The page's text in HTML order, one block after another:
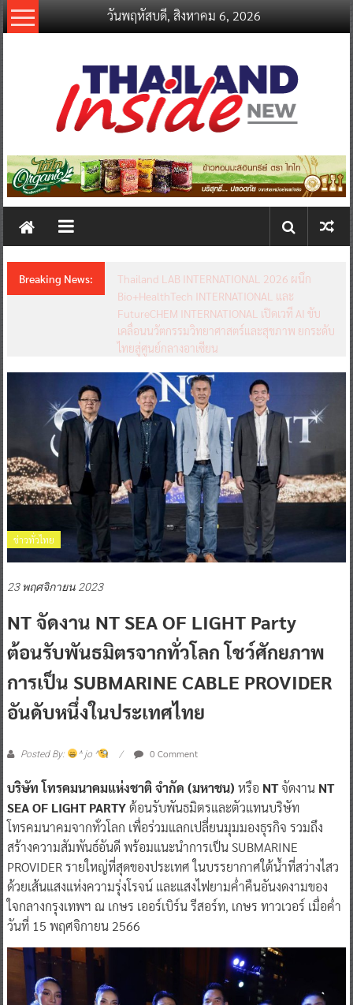
Skip
to
วันพฤหัสบดี, สิงหาคม 6, 2026
thailandinsidenew.com
Thailand
New
Breaking News:
Thailand LAB INTERNATIONAL 2026 ผนึก
Bio+HealthTech INTERNATIONAL และ
FutureCHEM INTERNATIONAL เปิดเวที AI ขับ
เคลื่อนนวัตกรรมวิทยาศาสตร์และสุขภาพ ยกระดับ
ไทยสู่ศูนย์กลางอาเซียน
ข่าวทั่วไทย
23 พฤศจิกายน 2023
NT จัดงาน NT SEA OF LIGHT Party
ต้อนรับพันธมิตรจากทั่วโลก โชว์ศักยภาพ
การเป็น SUBMARINE CABLE PROVIDER
อันดับหนึ่งในประเทศไทย
Posted By: ^ jo ^ 0 Comment
บริษัท โทรคมนาคมแห่งชาติ จำกัด (มหาชน) หรือ NTจัดงาน NT
SEA OF LIGHT PARTYต้อนรับพันธมิตรและตัวแทนบริษัท
โทรคมนาคมจากทั่วโลก เพื่อร่วมแลกเปลี่ยนมุมมองธุรกิจ รวมถึง
สร้างความสัมพันธ์อันดี พร้อมแนะนำการเป็น SUBMARINE
PROVIDER รายใหญ่ที่สุดของประเทศ ในบรรยากาศใต้น้ำที่สว่างไสว
ด้วยเส้นแสงแห่งความรุ่งโรจน์ และแสงไฟยามค่ำคืนอันงดงามของ
ใจกลางกรุงเทพฯ ณ เกษร เออร์เบิร์น รีสอร์ท, เกษร ทาวเวอร์ เมื่อค่ำ
วันที่ 15 พฤศจิกายน 2566